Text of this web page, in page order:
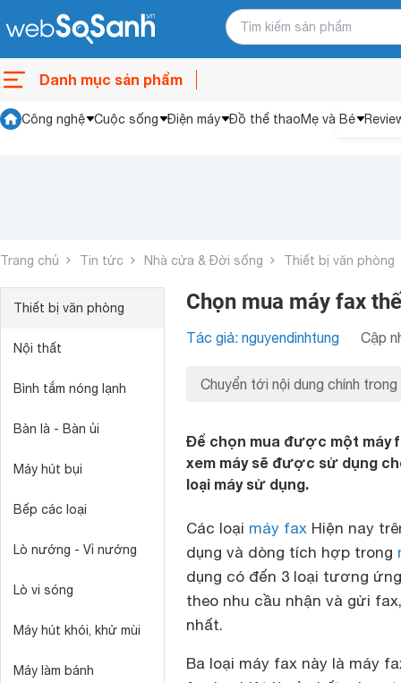
Danh mục sản phẩm
Công nghệ Cuộc sống Điện máy Đồ thể thaoMẹ và Bé
Trang chủ Tin tức Nhà cửa & Đời sống Thiết bị văn phòng
Thiết bị văn phòng
Nội thất
Bình tắm nóng lạnh
Bàn là - Bàn ủi
Máy hút bụi
Bếp các loại
Lò nướng - Vỉ nướng
Lò vi sóng
Máy hút khói, khử mùi
Máy làm bánh
Chọn mua máy fax
Tác giả: nguyendinhtung Cập
Chuyển tới nội dung chính trong
Để chọn mua được một máy
xem máy sẽ được sử dụng
loại máy sử dụng.
Các loại máy fax Hiện nay
dụng và dòng tích hợp trong
dụng có đến 3 loại tương
theo nhu cầu nhận và gửi
nhất.
Ba loại máy fax này là máy